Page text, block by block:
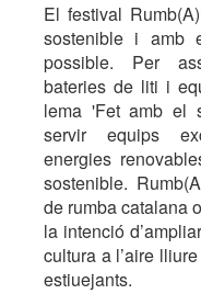
El festival
sostenible i amb
possible. Per
bateries de liti i
lema 'Fet amb el
servir equips
energies
sostenible.
de rumba catalana
la intenció
cultura a l’aire
estiuejants.